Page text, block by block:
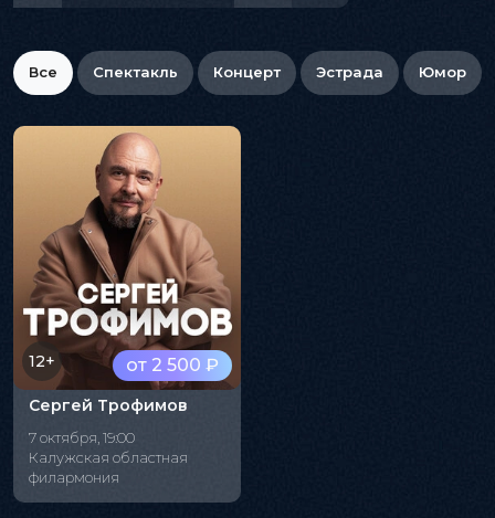
Все Спектакль Концерт Эстрада Юмор
от 2 500 ₽
12+
Сергей Трофимов
7 октября, 19:00
Калужская областная
филармония